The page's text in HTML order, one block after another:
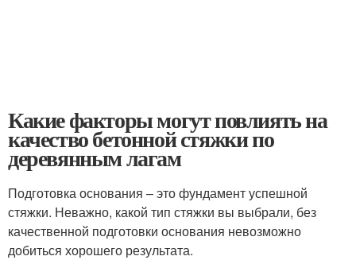
Какие факторы могут повлиять на
качество бетонной стяжки по
деревянным лагам
Подготовка основания – это фундамент успешной
стяжки. Неважно, какой тип стяжки вы выбрали, без
качественной подготовки основания невозможно
добиться хорошего результата.